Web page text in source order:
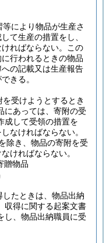
により物品が生産さ
て生産の措置をし、
ればならない。
この
行われるときの物品
の記載又は生産報告
きる。
受けようとするとき
にあっては、寄附の受
成して受領の措置を
なければならない。
除き、物品の寄附を受
ければならない。
贈物品
たときは、物品出納
収得に関する起案文書
し、物品出納職員に受